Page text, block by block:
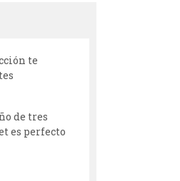
te
de tres
es perfecto